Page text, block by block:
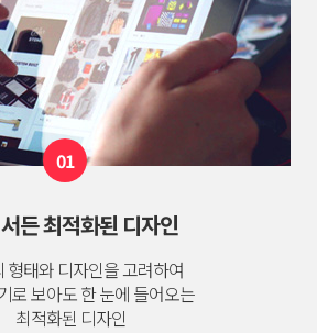
01
든 최적화된 디자인
형태와 디자인을 고려하여
로 보아도 한 눈에 들어오는
최적화된 디자인